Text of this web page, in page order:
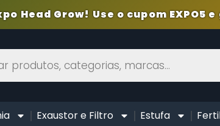
Head Grow! Use o cupom EXPO5
Exaustor e Filtro Estufa